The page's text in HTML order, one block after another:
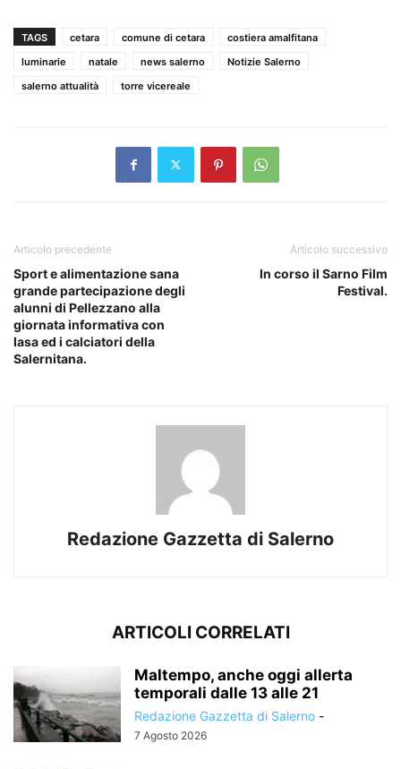
TAGS cetara comune di cetara
costiera amalfitana
luminarie
natale news salerno
Notizie Salerno
salerno attualità
torre vicereale
Articolo precedente
Sport e alimentazione sana
grande partecipazione degli
alunni di Pellezzano alla
giornata informativa con
Iasa ed i calciatori della
Salernitana.
Articolo successivo
In corso il Sarno Film
Festival.
Redazione Gazzetta di Salerno
ARTICOLI CORRELATI
Maltempo, anche oggi allerta
temporali dalle 13 alle 21
Redazione Gazzetta di Salerno -
7 Agosto 2026